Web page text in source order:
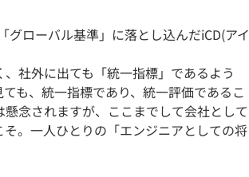
ローバル基準」に落とし込んだiCD(アイ
社外に出ても「統一指標」であるよう
も、統一指標であり、統一評価であるこ
念されますが、ここまでして会社として
。一人ひとりの「エンジニアとしての将